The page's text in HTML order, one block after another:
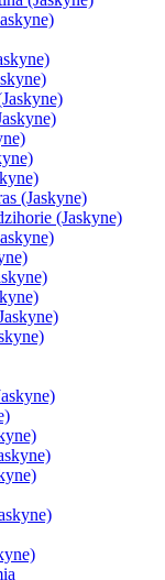
(Jaskyne)
(Jaskyne)